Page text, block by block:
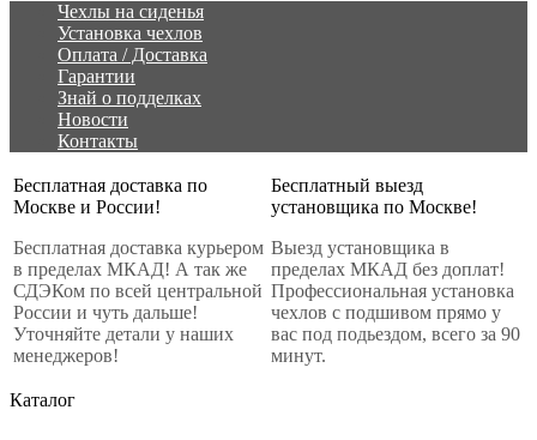
Чехлы на сиденья
Установка чехлов
Оплата / Доставка
Гарантии
Знай о подделках
Новости
Контакты
Бесплатная доставка по
Москве и России!
Бесплатная доставка курьером
в пределах МКАД! А так же
СДЭКом по всей центральной
России и чуть дальше!
Уточняйте детали у наших
менеджеров!
Бесплатный выезд
установщика по Москве!
Выезд установщика в
пределах МКАД без доплат!
Профессиональная установка
чехлов с подшивом прямо у
вас под подьездом, всего за 90
минут.
Каталог